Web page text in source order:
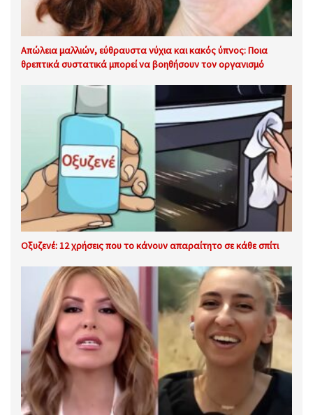
Απώλεια μαλλιών, εύθραυστα νύχια και κακός ύπνος: Ποια
θρεπτικά συστατικά μπορεί να βοηθήσουν τον οργανισμό
Οξυζενέ: 12 χρήσεις που το κάνουν απαραίτητο σε κάθε σπίτι